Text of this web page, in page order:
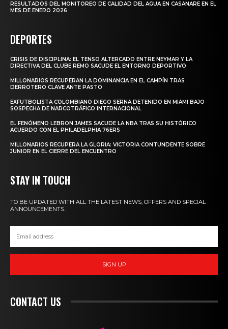
RESULTADOS DEL MONITOREO DE CALIDAD DEL AGUA EN CASANARE EN EL
MES DE ENERO 2026
DEPORTES
CRISIS DE DISCIPLINA: EL TENSO ALTERCADO ENTRE NEYMAR Y LA
DIRECTIVA DEL CLUBE REMO SACUDE EL ENTORNO DEPORTIVO
MILLONARIOS RECUPERAN LA DOMINANCIA EN EL CAMPÍN TRAS
DERROTERO CLAVE ANTE PASTO
EXFUTBOLISTA COLOMBIANO DIEGO SERNA DETENIDO EN MIAMI BAJO
SOSPECHA DE NARCOTRÁFICO INTERNACIONAL
EL FENÓMENO LEBRON JAMES SACUDE LA NBA TRAS SU HISTÓRICO
ACUERDO CON EL PHILADELPHIA 76ERS
MILLONARIOS RECUPERA LA GLORIA: VICTORIA CONTUNDENTE SOBRE
JUNIOR EN EL CIERRE DEL ENCUENTRO
STAY IN TOUCH
TO BE UPDATED WITH ALL THE LATEST NEWS, OFFERS AND SPECIAL
ANNOUNCEMENTS.
SIGN UP
CONTACT US